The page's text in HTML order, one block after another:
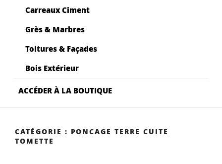
Carreaux Ciment
Grès & Marbres
Toitures & Façades
Bois Extérieur
ACCÉDER À LA BOUTIQUE
CATÉGORIE : PONCAGE TERRE CUITE
TOMETTE